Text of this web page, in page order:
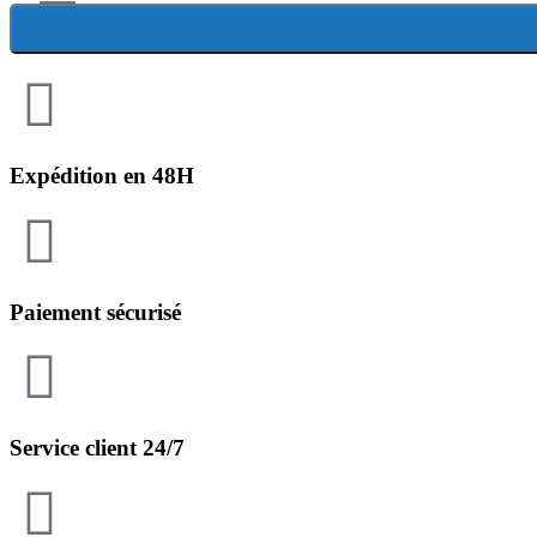
Expédition en 48H
Paiement sécurisé
Service client 24/7